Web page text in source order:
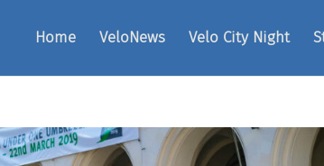
Home VeloNews Velo City Night